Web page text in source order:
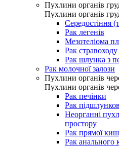
Пухлини органів
Пухлини органів
Середостіння
Рак легенів
Мезотеліома
Рак стравоходу
Рак шлунка з
Рак молочної залози
Пухлини органів
Пухлини органів
Рак печінки
Рак
Неорганні
простору
Рак прямої
Рак анального